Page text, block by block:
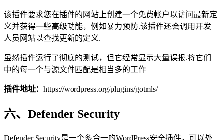
该插件要求您在插件的网站上创建一个免费帐户以访问最新定
义并获得一些高级功能，例如暴力预防.该插件还会调用开发
人员网站以查找更新的定义.
虽然插件运行了彻底的测试，但它经常显示大量误报.将它们
中的每一个与源文件匹配是相当多的工作.
插件地址： https://wordpress.org/plugins/gotmls/
六、Defender Security
Defender Security是一个多合一的WordPress安全插件，可以处